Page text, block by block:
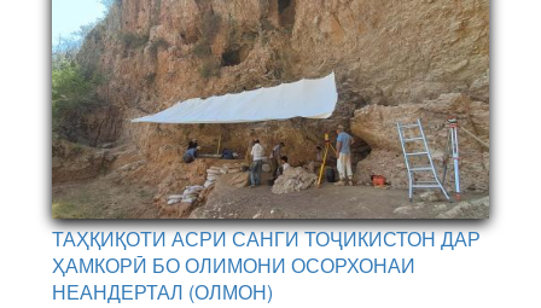
ТАҲҚИҚОТИ АСРИ САНГИ ТОҶИКИСТОН ДАР
ҲАМКОРӢ БО ОЛИМОНИ ОСОРХОНАИ
НЕАНДЕРТАЛ (ОЛМОН)